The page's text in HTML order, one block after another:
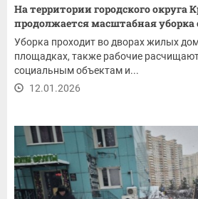
На территории городского округа
продолжается масштабная уборка
Уборка проходит во дворах жилых
площадках, также рабочие
социальным объектам и...
12.01.2026